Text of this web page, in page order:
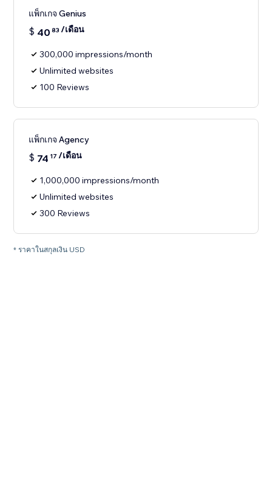
แพ็กเกจ Genius
$ 40 83 /เดือน
300,000 impressions/month
Unlimited websites
100 Reviews
แพ็กเกจ Agency
$ 74 17 /เดือน
1,000,000 impressions/month
Unlimited websites
300 Reviews
* ราคาในสกุลเงิน USD